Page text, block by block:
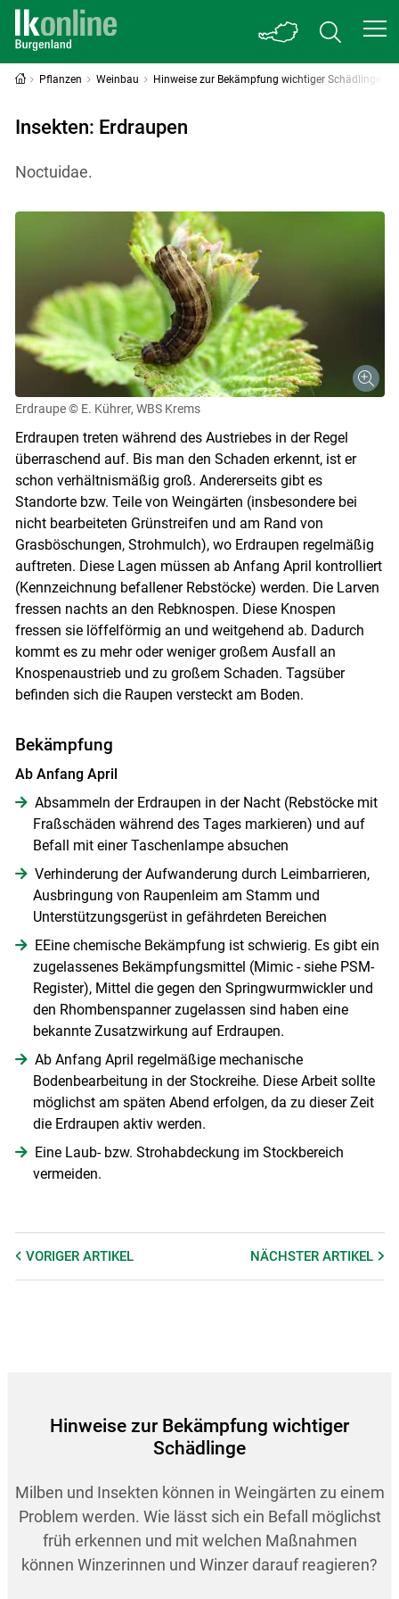
Skip to main content
Pflanzen Weinbau Hinweise zur Bekämpfung wichtiger Schädlinge
Insekten: Erdraupen
Noctuidae.
Erdraupe © E. Kührer, WBS Krems
Erdraupen treten während des Austriebes in der Regel
überraschend auf. Bis man den Schaden erkennt, ist er
schon verhältnismäßig groß. Andererseits gibt es
Standorte bzw. Teile von Weingärten (insbesondere bei
nicht bearbeiteten Grünstreifen und am Rand von
Grasböschungen, Strohmulch), wo Erdraupen regelmäßig
auftreten. Diese Lagen müssen ab Anfang April kontrolliert
(Kennzeichnung befallener Rebstöcke) werden. Die Larven
fressen nachts an den Rebknospen. Diese Knospen
fressen sie löffelförmig an und weitgehend ab. Dadurch
kommt es zu mehr oder weniger großem Ausfall an
Knospenaustrieb und zu großem Schaden. Tagsüber
befinden sich die Raupen versteckt am Boden.
Bekämpfung
Ab Anfang April
Absammeln der Erdraupen in der Nacht (Rebstöcke mit
Fraßschäden während des Tages markieren) und auf
Befall mit einer Taschenlampe absuchen
Verhinderung der Aufwanderung durch Leimbarrieren,
Ausbringung von Raupenleim am Stamm und
Unterstützungsgerüst in gefährdeten Bereichen
EEine chemische Bekämpfung ist schwierig. Es gibt ein
zugelassenes Bekämpfungsmittel (Mimic - siehe PSM-
Register), Mittel die gegen den Springwurmwickler und
den Rhombenspanner zugelassen sind haben eine
bekannte Zusatzwirkung auf Erdraupen.
Ab Anfang April regelmäßige mechanische
Bodenbearbeitung in der Stockreihe. Diese Arbeit sollte
möglichst am späten Abend erfolgen, da zu dieser Zeit
die Erdraupen aktiv werden.
Eine Laub- bzw. Strohabdeckung im Stockbereich
vermeiden.
VORIGER ARTIKEL NÄCHSTERARTIKEL
Hinweise zur Bekämpfung wichtiger
Schädlinge
Milben und Insekten können in Weingärten zu einem
Problem werden. Wie lässt sich ein Befall möglichst
früh erkennen und mit welchen Maßnahmen
können Winzerinnen und Winzer darauf reagieren?